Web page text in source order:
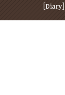
[Diary]